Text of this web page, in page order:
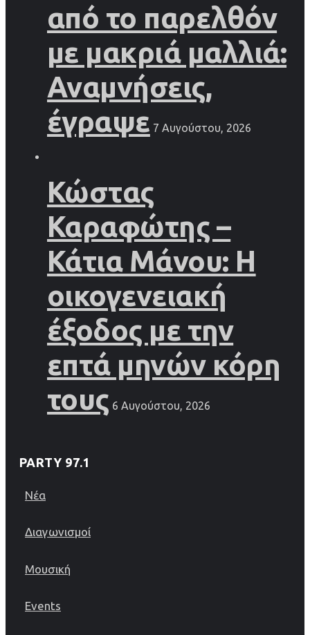
από το παρελθόν
με μακριά μαλλιά:
Αναμνήσεις,
έγραψε 7 Αυγούστου, 2026
Κώστας
Καραφώτης –
Κάτια Μάνου: Η
οικογενειακή
έξοδος με την
επτά μηνών κόρη
τους 6 Αυγούστου, 2026
PARTY 97.1
Νέα
Διαγωνισμοί
Μουσική
Events